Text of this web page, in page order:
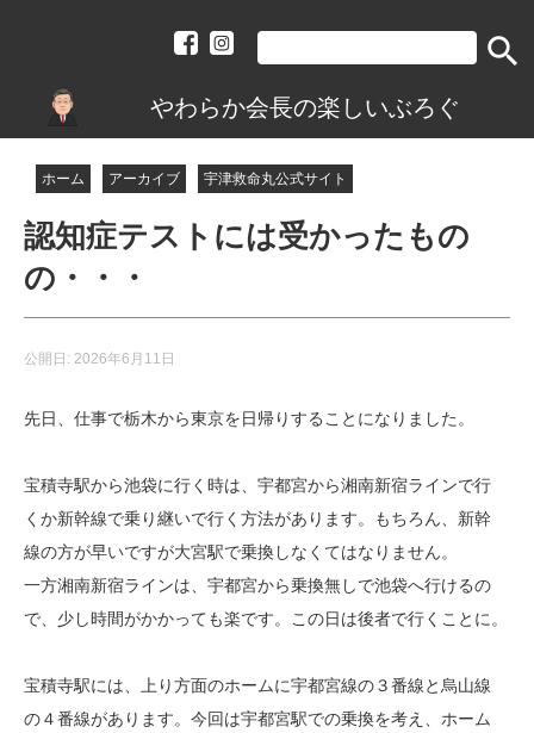
search
やわらか会長の楽しいぶろぐ
ホーム アーカイブ 宇津救命丸公式サイト
認知症テストには受かったもの
の・・・
公開日: 2026年6月11日
先日、仕事で栃木から東京を日帰りすることになりました。
宝積寺駅から池袋に行く時は、宇都宮から湘南新宿ラインで行
くか新幹線で乗り継いで行く方法があります。もちろん、新幹
線の方が早いですが大宮駅で乗換しなくてはなりません。
一方湘南新宿ラインは、宇都宮から乗換無しで池袋へ行けるの
で、少し時間がかかっても楽です。この日は後者で行くことに。
宝積寺駅には、上り方面のホームに宇都宮線の３番線と烏山線
の４番線があります。今回は宇都宮駅での乗換を考え、ホーム